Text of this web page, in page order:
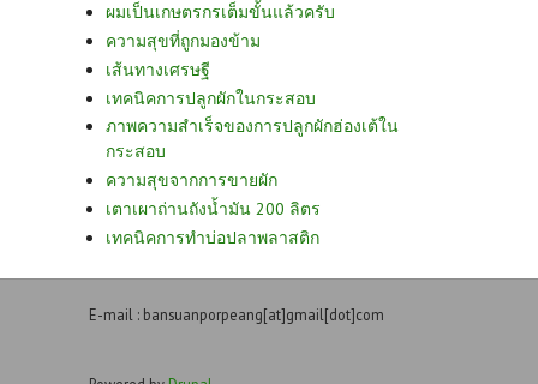
ผมเป็นเกษตรกรเต็มขั้นแล้วครับ
ความสุขที่ถูกมองข้าม
เส้นทางเศรษฐี
เทคนิคการปลูกผักในกระสอบ
ภาพความสำเร็จของการปลูกผักฮ่องเต้ใน
กระสอบ
ความสุขจากการขายผัก
เตาเผาถ่านถังน้ำมัน 200 ลิตร
เทคนิคการทำบ่อปลาพลาสติก
E-mail : bansuanporpeang[at]gmail[dot]com